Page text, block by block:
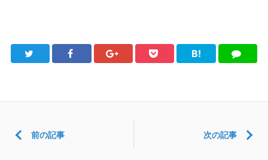
Twitter FacebookGoogle+Pocket
B!
は
LINE
前の記事 次の記事